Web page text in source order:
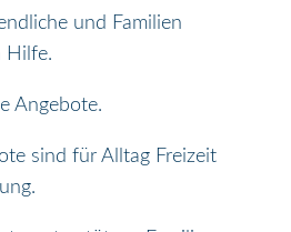
und Familien
Hilfe.
Angebote.
sind für Alltag Freizeit